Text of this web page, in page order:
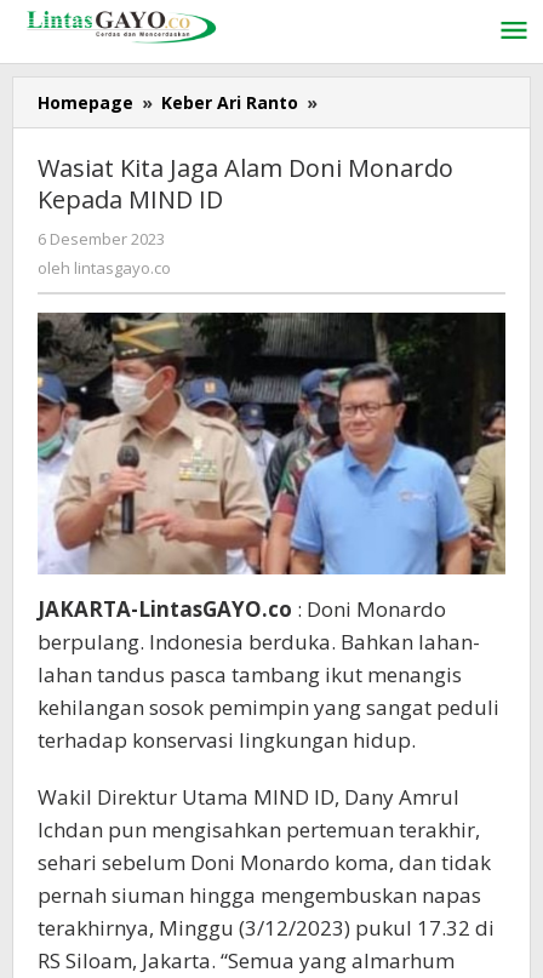
Lewati
konten
Homepage » Keber Ari Ranto »
Kita
Alam
Wasiat Kita Jaga Alam Doni Monardo
Kepada MIND ID
6 Desember 2023
oleh lintasgayo.co
JAKARTA-LintasGAYO.co : Doni Monardo
berpulang. Indonesia berduka. Bahkan lahan-
lahan tandus pasca tambang ikut menangis
kehilangan sosok pemimpin yang sangat peduli
terhadap konservasi lingkungan hidup.
Wakil Direktur Utama MIND ID, Dany Amrul
Ichdan pun mengisahkan pertemuan terakhir,
sehari sebelum Doni Monardo koma, dan tidak
pernah siuman hingga mengembuskan napas
terakhirnya, Minggu (3/12/2023) pukul 17.32 di
RS Siloam, Jakarta. “Semua yang almarhum